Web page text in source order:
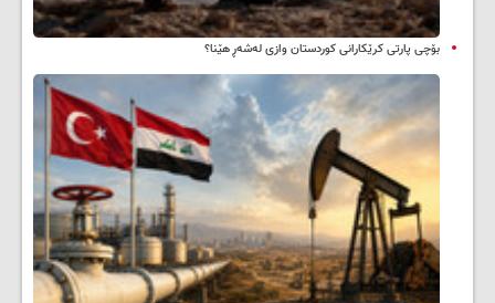
بۆچی پارتی کرێکارانی کوردستان وازی لەشەڕ هێنا؟